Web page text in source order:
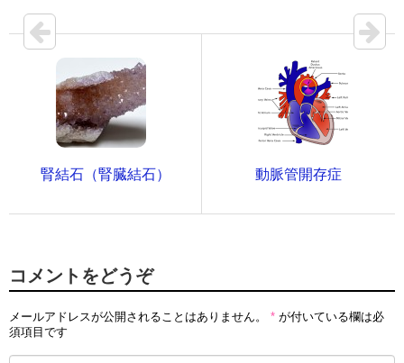
腎結石（腎臓結石） 動脈管開存症
コメントをどうぞ
メールアドレスが公開されることはありません。 * が付いている欄は必
須項目です